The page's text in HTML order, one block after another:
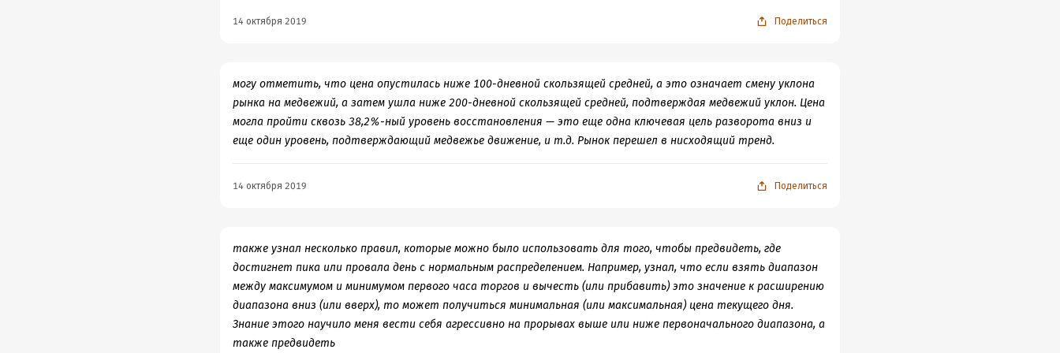
текстами русских сказок, записанных и обрабатываемых цветом отечественной интеллигенции XIX века — что
самую отмычку, которой он справится и с русской душой, и с русским путем, с русским самосознанием и с
русским патернализмом. Трагедия недоучки.
Притом, что сама личность журналиста Панюшкина может вызывать лишь уважение — давно и
систематически он занимается организацией благотворительности, помогает больным детям. Возможно,
заразиться мессианством, не начать судить народы со стороны своего невероятного пьедестала. Об этом я и
14 октября 2019 Поделиться
могу отметить, что цена опустилась ниже 100-дневной скользящей средней, а это означает смену уклона
рынка на медвежий, а затем ушла ниже 200-дневной скользящей средней, подтверждая медвежий уклон. Цена
могла пройти сквозь 38,2%-ный уровень восстановления — это еще одна ключевая цель разворота вниз и
еще один уровень, подтверждающий медвежье движение, и т.д. Рынок перешел в нисходящий тренд.
14 октября 2019 Поделиться
также узнал несколько правил, которые можно было использовать для того, чтобы предвидеть, где
достигнет пика или провала день с нормальным распределением. Например, узнал, что если взять диапазон
между максимумом и минимумом первого часа торгов и вычесть (или прибавить) это значение к расширению
диапазона вниз (или вверх), то может получиться минимальная (или максимальная) цена текущего дня.
Знание этого научило меня вести себя агрессивно на прорывах выше или ниже первоначального диапазона, а
также предвидеть